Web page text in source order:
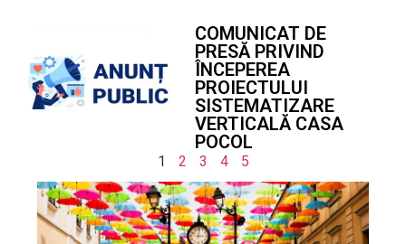
COMUNICAT DE
PRESĂ PRIVIND
ÎNCEPEREA
PROIECTULUI
SISTEMATIZARE
VERTICALĂ CASA
POCOL
1 2 3 4 5